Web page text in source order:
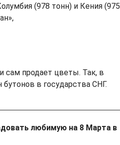
(978 тонн) и Кения (975
сам продает цветы. Так, в
бутонов в государства СНГ.
любимую на 8 Марта в